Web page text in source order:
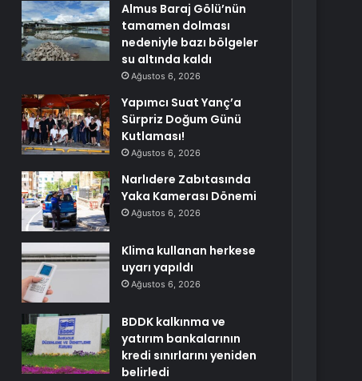
Almus Baraj Gölü’nün
tamamen dolması
nedeniyle bazı bölgeler
su altında kaldı
Ağustos 6, 2026
Yapımcı Suat Yanç’a
Sürpriz Doğum Günü
Kutlaması!
Ağustos 6, 2026
Narlıdere Zabıtasında
Yaka Kamerası Dönemi
Ağustos 6, 2026
Klima kullanan herkese
uyarı yapıldı
Ağustos 6, 2026
BDDK kalkınma ve
yatırım bankalarının
kredi sınırlarını yeniden
belirledi